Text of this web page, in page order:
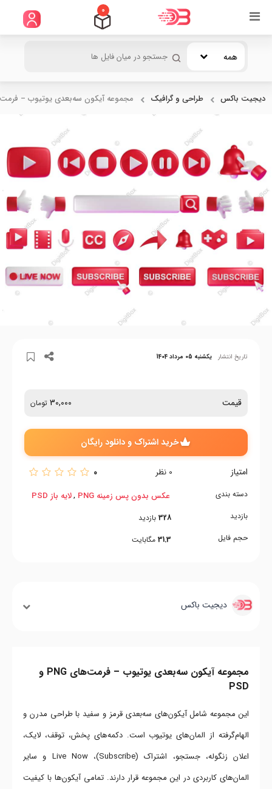
0
همه
دیجیت باکس طراحی و گرافیک مجموعه آیکون سه‌بعدی یوتیوب –
تاریخ انتشار یکشنبه 05 مرداد 1404
قیمت 30,000 تومان
خرید اشتراک و دانلود رایگان
امتیاز 0 نظر 0
دسته بندی
بازدید
حجم فایل
عکس بدون پس زمینه PNG ,لایه باز PSD
328 بازدید
31.3 مگابایت
دیجیت باکس
مجموعه آیکون سه‌بعدی یوتیوب – فرمت‌های PNG و
PSD
این مجموعه شامل آیکون‌های سه‌بعدی قرمز و سفید با طراحی مدرن و
الهام‌گرفته از المان‌های یوتیوب است. دکمه‌های پخش، توقف، لایک،
اعلان زنگوله، جستجو، اشتراک (Subscribe)، Live Now و سایر
المان‌های کاربردی در این مجموعه قرار دارند. تمامی آیکون‌ها با کیفیت